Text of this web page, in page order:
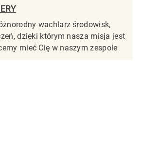
wachlarz środowisk,
dzięki którym nasza misja jest
mieć Cię w naszym zespole